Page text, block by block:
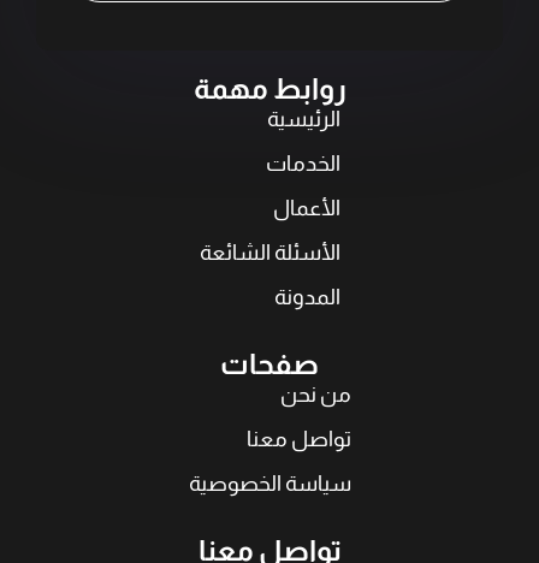
روابط مهمة
الرئيسية
الخدمات
الأعمال
الأسئلة الشائعة
المدونة
صفحات
من نحن
تواصل معنا
سياسة الخصوصية
تواصل معنا